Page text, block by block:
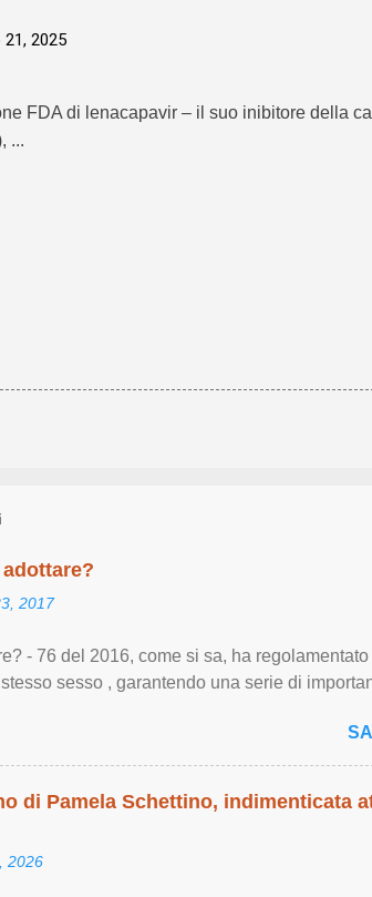
2025
FDA di lenacapavir – il suo inibitore della
...
2017
- 76 del 2016, come si sa, ha
sesso , garantendo una serie di
di Pamela Schettino, indimenticata
2026